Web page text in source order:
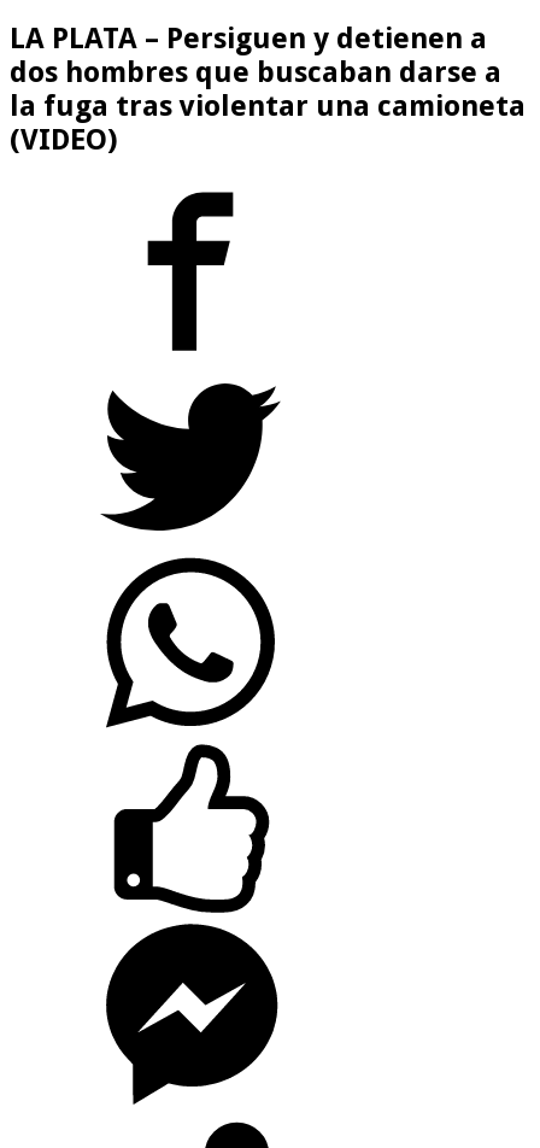
LA PLATA – Persiguen y detienen a
dos hombres que buscaban darse a
la fuga tras violentar una camioneta
(VIDEO)